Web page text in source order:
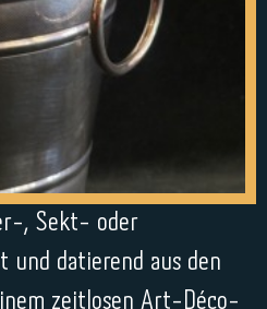
, Sekt- oder
und datierend aus den
zeitlosen Art-Déco-